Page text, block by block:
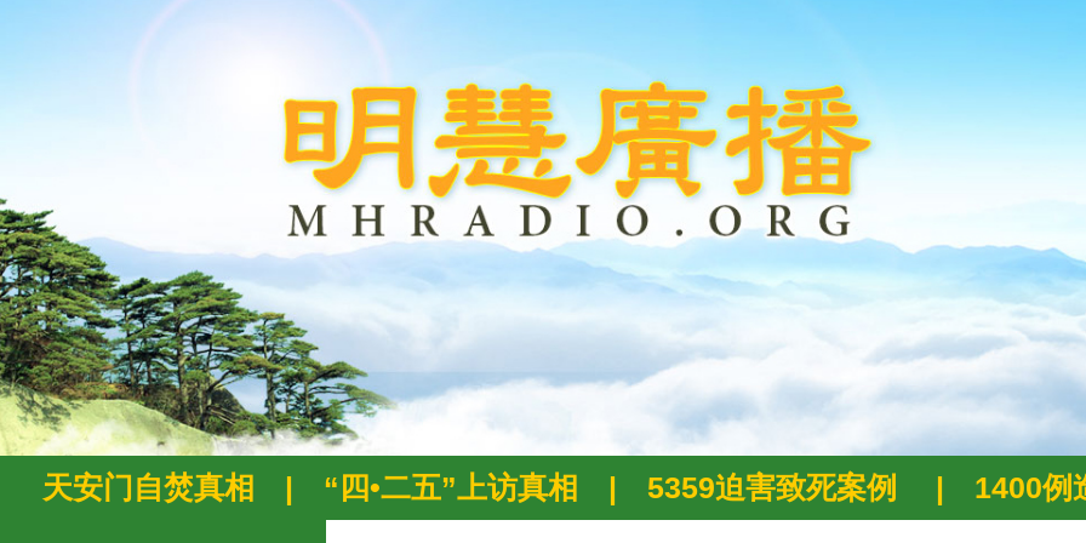
天安门自焚真相 | “四•二五”上访真相 | 5359迫害致死案例 | 1400例